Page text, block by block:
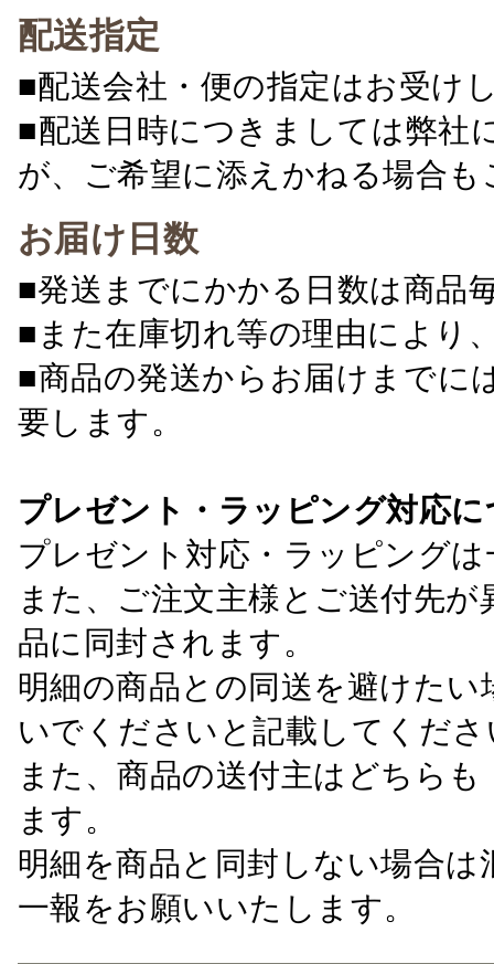
配送指定
■配送会社・便の指定はお受け
■配送日時につきましては弊社
が、ご希望に添えかねる場合
お届け日数
■発送までにかかる日数は商品
■また在庫切れ等の理由により
■商品の発送からお届けまでに
要します。
プレゼント・ラッピング対応
プレゼント対応・ラッピング
また、ご注文主様とご送付先
品に同封されます。
明細の商品との同送を避けた
いでくださいと記載してくださ
また、商品の送付主はどちら
ます。
明細を商品と同封しない場合
一報をお願いいたします。